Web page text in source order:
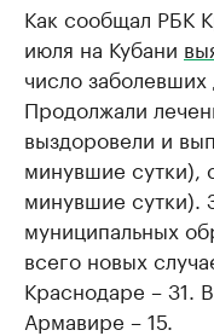
Как сообщал РБК
июля на Кубани
число заболевших
Продолжали
выздоровели и
минувшие сутки),
минувшие сутки).
муниципальных
всего новых
Краснодаре – 31.
Армавире – 15.